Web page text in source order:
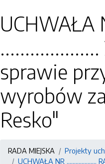
UCHWAŁA
sprawie
wyrobów
Resko"
RADA MIEJSKA Projekty
UCHWAŁA NR